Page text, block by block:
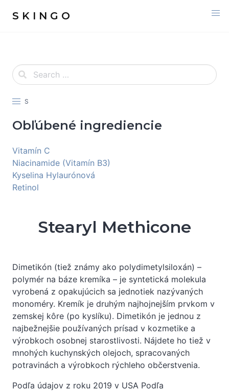
S K I N G O
S
Obľúbené ingrediencie
Vitamín C
Niacinamide (Vitamín B3)
Kyselina Hylaurónová
Retinol
Stearyl Methicone
Dimetikón (tiež známy ako polydimetylsiloxán) –
polymér na báze kremíka – je syntetická molekula
vyrobená z opakujúcich sa jednotiek nazývaných
monoméry. Kremík je druhým najhojnejším prvkom v
zemskej kôre (po kyslíku). Dimetikón je jednou z
najbežnejšie používaných prísad v kozmetike a
výrobkoch osobnej starostlivosti. Nájdete ho tiež v
mnohých kuchynských olejoch, spracovaných
potravinách a výrobkoch rýchleho občerstvenia.
Podľa údajov z roku 2019 v USA Podľa